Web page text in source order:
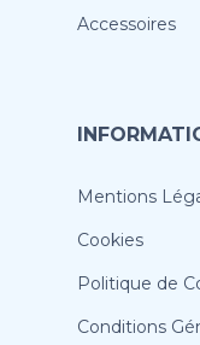
Accessoires
Mentions
Cookies
Politique de
Conditions